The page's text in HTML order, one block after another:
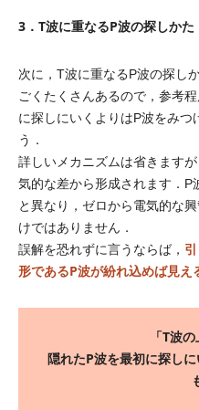
3．T波に重なるP波の探しかた
次に，T波に重なるP波の探し
ごくたくさんあるので，参考
に探しにいくよりはP波をみつ
う．
詳しいメカニズムは省きます
気的な差から形成されます．P
と異なり，ゼロから電気的な
けではありません．
誤解を恐れずに言うならば，
形であるP波が紛れ込めば見え
「T波
隠れたP波を最初に探し